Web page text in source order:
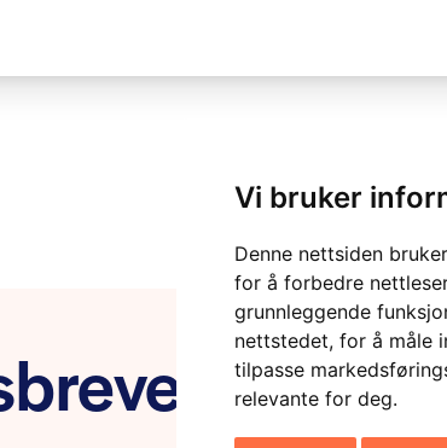
Vi bruker
Denne nettsiden
for å forbedre
grunnleggende
nettstedet, for å måle
tilpasse
relevante for deg.
vårt